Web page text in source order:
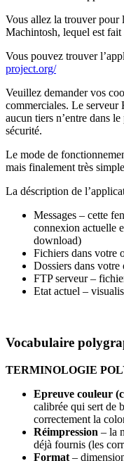
Vous allez la trouver
Machintosh, lequel est fait
Vous pouvez trouver
project.org/
Veuillez demander vos
commerciales. Le serveur
aucun tiers n’entre dans
sécurité.
Le mode de
mais finalement très
La déscription de
Messages – cette
connexion actuelle
download)
Fichiers dans votre
Dossiers dans votre
FTP serveur –
Etat actuel –
Vocabulaire
TERMINOLOGIE
Epreuve couleur
calibrée qui sert de
correctement la
Réimpression – la
déjà fournis (les
Format –